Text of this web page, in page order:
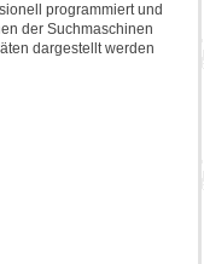
programmiert und
der Suchmaschinen
dargestellt werden